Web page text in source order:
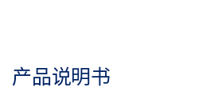
产品说明书